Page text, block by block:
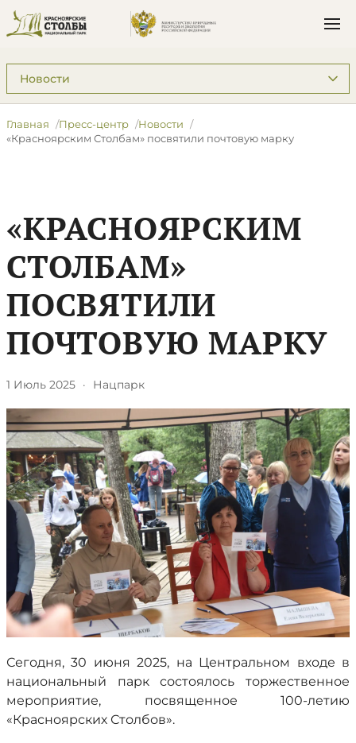
Подразделы: Пресс-центр
Главная Пресс-центр
Новости
«Красноярским Столбам» посвятили почтовую марку
«КРАСНОЯРСКИМ
СТОЛБАМ»
ПОСВЯТИЛИ
ПОЧТОВУЮ МАРКУ
1 Июль 2025 · Нацпарк
Сегодня, 30 июня 2025, на Центральном входе в
национальный парк состоялось торжественное
мероприятие, посвященное 100-летию
«Красноярских Столбов».